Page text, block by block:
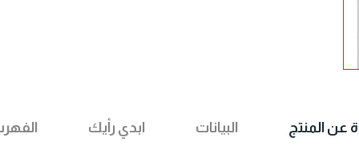
عن المنتج البيانات ابدي رأيك